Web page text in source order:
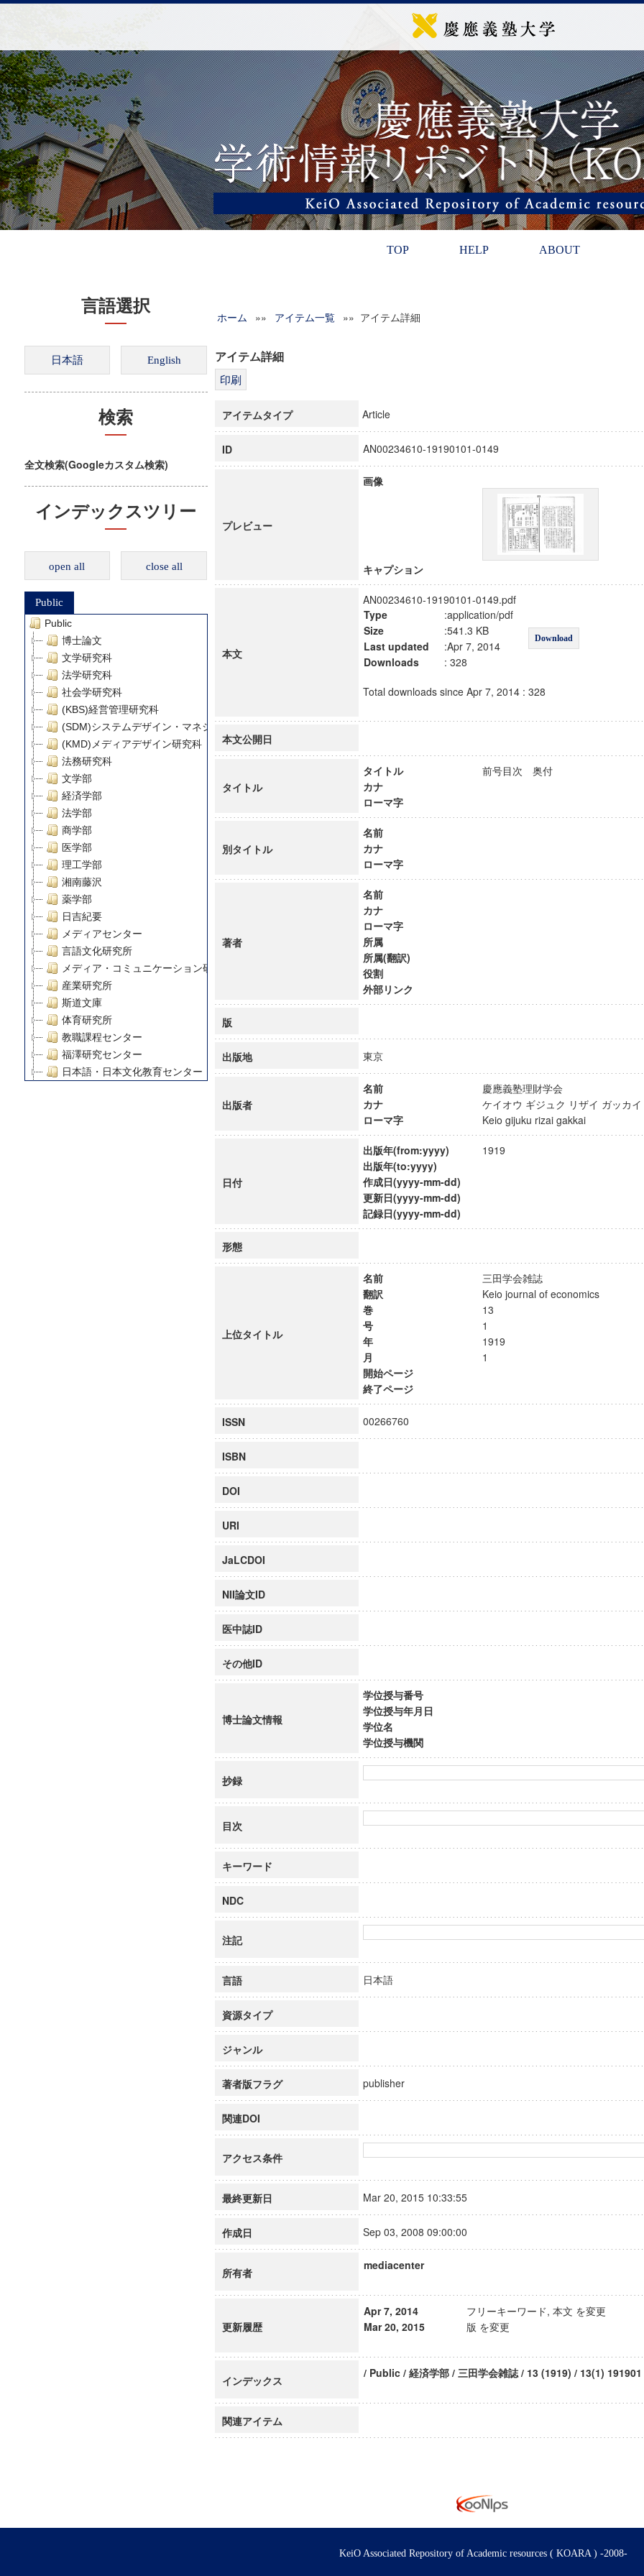
TOP HELP ABOUT
言語選択
検索
全文検索(Googleカスタム検索)
インデックスツリー
open all close all
Public
Public
博士論文
文学研究科
法学研究科
社会学研究科
(KBS)経営管理研究科
(SDM)システムデザイン・マネジメント研究科
(KMD)メディアデザイン研究科
法務研究科
文学部
経済学部
法学部
商学部
医学部
理工学部
湘南藤沢
薬学部
日吉紀要
メディアセンター
言語文化研究所
メディア・コミュニケーション研究所
産業研究所
斯道文庫
体育研究所
教職課程センター
福澤研究センター
日本語・日本文化教育センター
慶應義塾大学グローバルCOEプログラム市民社会ガバナンス教育研究センター
慶應義塾大学グローバルCOEプログラム論理と感性の先端的教育研究拠点
博士課程教育リーディングプログラム「超成熟社会発展のサイエンス」
ホーム »» アイテム一覧 »» アイテム詳細
アイテム詳細
アイテムタイプ Article
ID AN00234610-19190101-0149
プレビュー
画像
キャプション
本文
AN00234610-19190101-0149.pdf
Type
:application/pdf
Download
Size
:541.3 KB
Last updated
:Apr 7, 2014
Downloads
: 328
Total downloads since Apr 7, 2014 : 328
本文公開日
タイトル
タイトル
前号目次 奥付
カナ
ローマ字
別タイトル
名前
カナ
ローマ字
著者
名前
カナ
ローマ字
所属
所属(翻訳)
役割
外部リンク
版
出版地 東京
出版者
名前
慶應義塾理財学会
カナ
ケイオウ ギジュク リザイ ガッ
ローマ字
Keio gijuku rizai gakkai
日付
出版年(from:yyyy)
1919
出版年(to:yyyy)
作成日(yyyy-mm-dd)
更新日(yyyy-mm-dd)
記録日(yyyy-mm-dd)
形態
上位タイトル
名前
三田学会雑誌
翻訳
Keio journal of economics
巻
13
号
1
年
1919
月
1
開始ページ
終了ページ
ISSN 00266760
ISBN
DOI
URI
JaLCDOI
NII論文ID
医中誌ID
その他ID
博士論文情報
学位授与番号
学位授与年月日
学位名
学位授与機関
抄録
目次
キーワード
NDC
注記
言語 日本語
資源タイプ
ジャンル
著者版フラグ publisher
関連DOI
アクセス条件
最終更新日 Mar 20, 2015 10:33:55
作成日 Sep 03, 2008 09:00:00
所有者
mediacenter
更新履歴
Apr 7, 2014
フリーキーワード, 本文 を変更
Mar 20, 2015
版 を変更
インデックス
/ Public / 経済学部 / 三田学会雑誌 / 13 (1919) / 13(1) 191901
関連アイテム
KeiO Associated Repository of Academic resources ( KOARA ) -2008-